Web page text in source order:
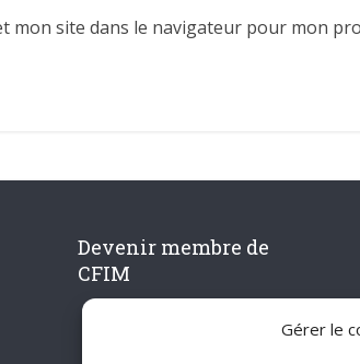
Gérer le
mon site dans le navigateur pour mon
Devenir membre de
CFIM